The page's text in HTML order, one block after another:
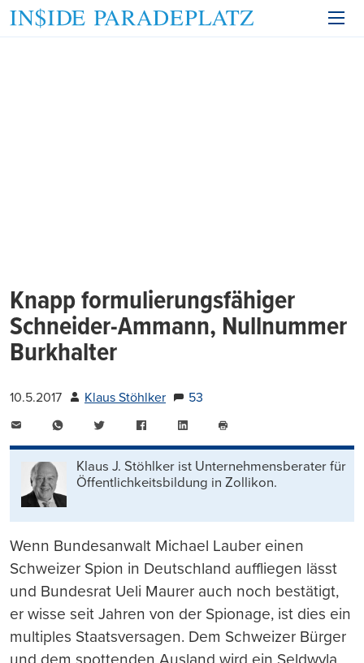
Knapp formulierungsfähiger
Schneider-Ammann, Nullnummer
Burkhalter
10.5.2017 Klaus Stöhlker
53
WhatsAppTwitter FacebookLinkedIn
drucken
Klaus J. Stöhlker ist Unternehmens­berater für
Öffentlichkeits­bildung in Zollikon.
Wenn Bundesanwalt Michael Lauber einen
Schweizer Spion in Deutschland auffliegen lässt
und Bundesrat Ueli Maurer auch noch bestätigt,
er wisse seit Jahren von der Spionage, ist dies ein
multiples Staatsversagen. Dem Schweizer Bürger
und dem spottenden Ausland wird ein Seldwyla